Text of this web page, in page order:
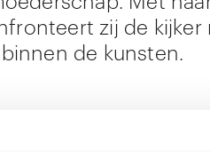
zij de
de kunsten.